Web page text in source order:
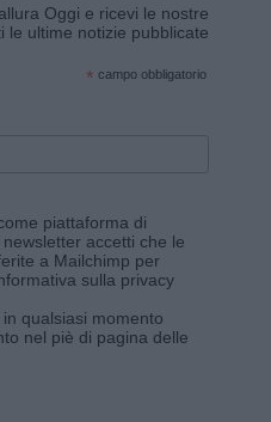
Oggi e ricevi le nostre
le ultime notizie pubblicate
* campo obbligatorio
piattaforma di
accetti che le
a Mailchimp per
sulla privacy
qualsiasi momento
nel piè di pagina delle